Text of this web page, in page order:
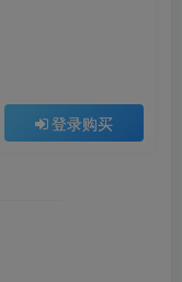
登录购买